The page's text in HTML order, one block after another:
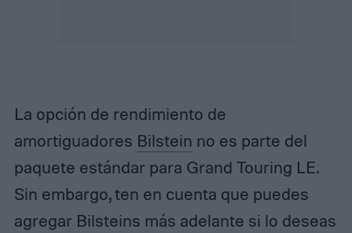
La opción de rendimiento de
amortiguadores Bilstein no es parte del
paquete estándar para Grand Touring LE.
Sin embargo, ten en cuenta que puedes
agregar Bilsteins más adelante si lo deseas